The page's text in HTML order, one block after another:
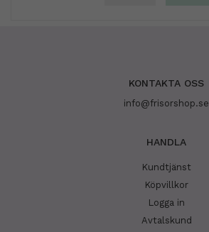
KONTAKTA OSS
info@frisorshop.se
HANDLA
Kundtjänst
Köpvillkor
Logga in
Avtalskund